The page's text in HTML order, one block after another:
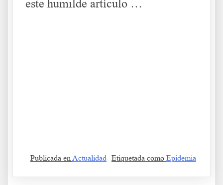
este humilde artículo …
Publicada en Actualidad Etiquetada como Epidemia